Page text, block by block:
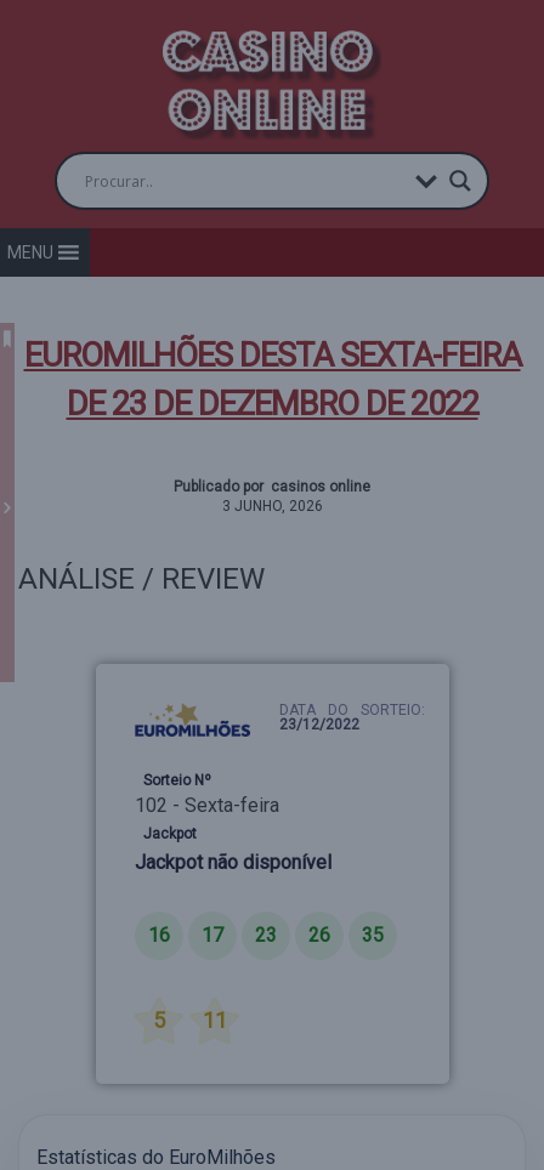
MENU
EUROMILHÕES DESTA SEXTA-FEIRA
DE 23 DE DEZEMBRO DE 2022
Publicado por casinos online
3 JUNHO, 2026
ANÁLISE / REVIEW
DATA DO SORTEIO:
23/12/2022
Sorteio Nº
102 - Sexta-feira
Jackpot
Jackpot não disponível
16 17 23 26 35
5 11
Estatísticas do EuroMilhões